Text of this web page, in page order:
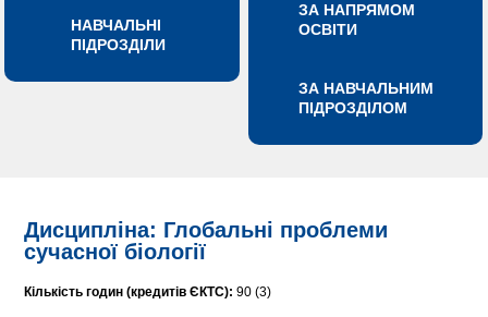
НАВЧАЛЬНІ
ПІДРОЗДІЛИ
ЗА НАПРЯМОМ
ОСВІТИ
ЗА НАВЧАЛЬНИМ
ПІДРОЗДІЛОМ
Дисципліна: Глобальні проблеми
сучасної біології
Кількість годин (кредитів ЄКТС): 90 (3)